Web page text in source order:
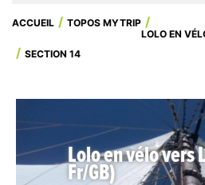
ACCUEIL
TOPOS MYTRIP
LOLO EN
SECTION 14
Lolo en vélo vers
Fr/GB)